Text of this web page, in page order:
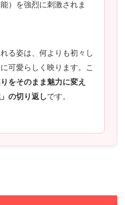
）を強烈に刺激されま
る姿は、何よりも初々し
可愛らしく映ります。こ
をそのまま魅力に変え
の切り返しです。